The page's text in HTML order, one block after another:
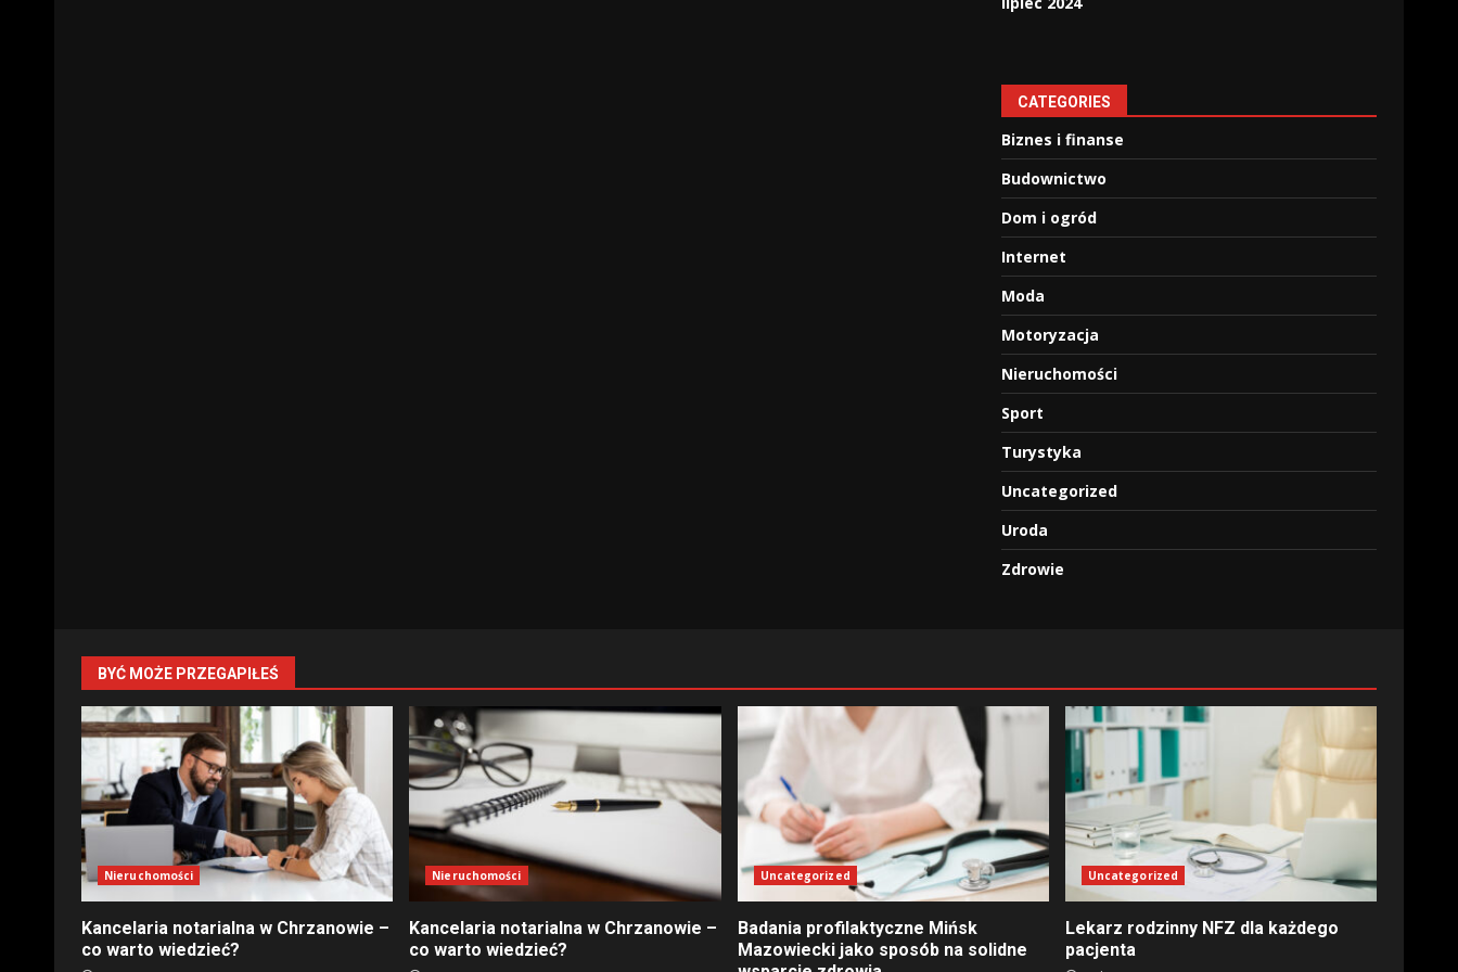
CATEGORIES
Biznes i finanse
Budownictwo
Dom i ogród
Internet
Moda
Motoryzacja
Nieruchomości
Sport
Turystyka
Uncategorized
Uroda
Zdrowie
BYĆ MOŻE PRZEGAPIŁEŚ
Nieruchomości
Kancelaria notarialna w Chrzanowie –
co warto wiedzieć?
Nieruchomości
Kancelaria notarialna w Chrzanowie –
co warto wiedzieć?
Uncategorized
Badania profilaktyczne Mińsk
Mazowiecki jako sposób na solidne
Uncategorized
Lekarz rodzinny NFZ dla każdego
pacjenta